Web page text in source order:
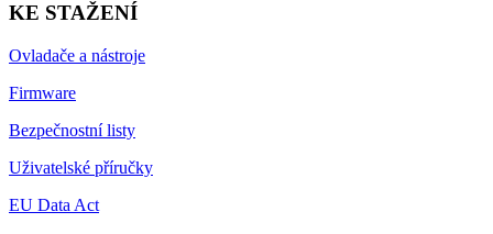
KE STAŽENÍ
Ovladače a nástroje
Firmware
Bezpečnostní listy
Uživatelské příručky
EU Data Act